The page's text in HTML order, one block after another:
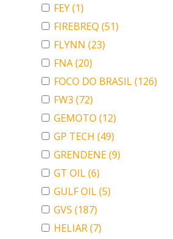
FEY(1)
FIREBREQ (51)
FLYNN (23)
FNA(20)
FOCO DO BRASIL(126)
FW3 (72)
GEMOTO (12)
GP TECH (49)
GRENDENE(9)
GT OIL(6)
GULF OIL(5)
GVS (187)
HELIAR(7)